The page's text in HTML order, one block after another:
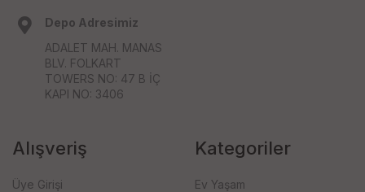
Depo Adresimiz
ADALET MAH. MANAS
BLV. FOLKART
TOWERS NO: 47 B İÇ
KAPI NO: 3406
Alışveriş
Üye Girişi
Kategoriler
Ev Yaşam